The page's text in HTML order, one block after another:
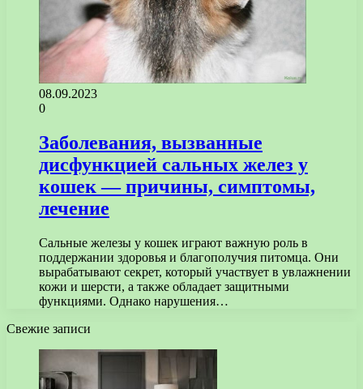
08.09.2023
0
Заболевания, вызванные
дисфункцией сальных желез у
кошек — причины, симптомы,
лечение
Сальные железы у кошек играют важную роль в
поддержании здоровья и благополучия питомца. Они
вырабатывают секрет, который участвует в увлажнении
кожи и шерсти, а также обладает защитными
функциями. Однако нарушения…
Свежие записи